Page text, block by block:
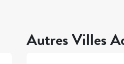
Autres Villes